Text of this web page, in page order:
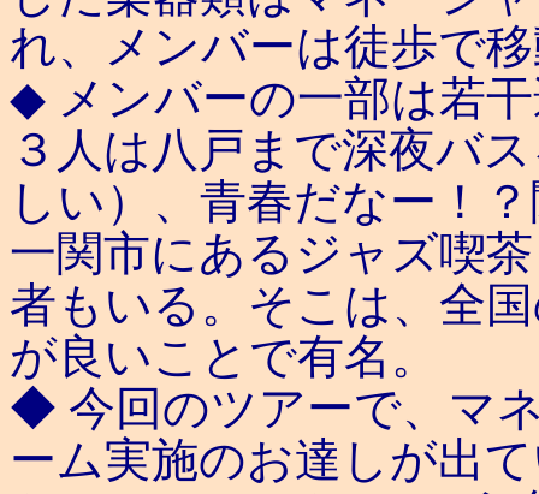
れ、メンバーは徒歩で
◆ メンバーの一部は若
３人は八戸まで深夜バ
しい）、青春だなー！
一関市にあるジャズ喫
者もいる。そこは、全
が良いことで有名。
◆ 今回のツアーで、マ
ーム実施のお達しが出